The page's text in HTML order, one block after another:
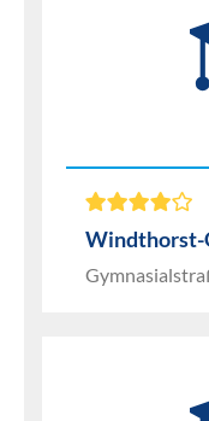
Windthorst-